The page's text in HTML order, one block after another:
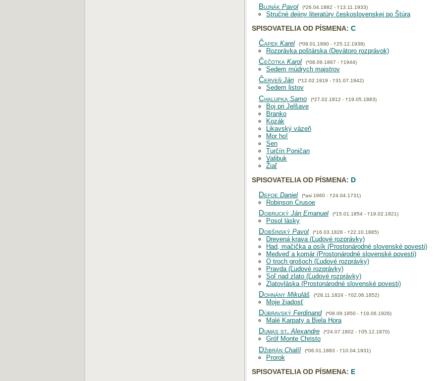
Bujnák Pavol (*26.04.1882 - †13.11.1933)
Stručné dejiny literatúry československej po Štúra
SPISOVATELIA OD PÍSMENA: C
Čapek Karel (*09.01.1890 - †25.12.1938)
Rozprávka poštárska (Devätoro rozprávok)
Čečotka Karol (*08.09.1867 - †1944)
Sedem múdrych majstrov
Červeň Ján (*12.02.1919 - †31.07.1942)
Sedem listov
Chalupka Samo (*27.02.1812 - †19.05.1883)
Boj pri Jelšave
Branko
Kozák
Likavský väzeň
Mor ho!
Sen
Turčín Poničan
Valibuk
Žiaľ
SPISOVATELIA OD PÍSMENA: D
Defoe Daniel (*asi 1660 - †24.04.1731)
Robinson Crusoe
Dobrucký Ján Emanuel (*15.01.1854 - †19.02.1921)
Posol lásky
Dobšinský Pavol (*16.03.1828 - †22.10.1885)
Drevená krava (Ľudové rozprávky)
Had, mačička a psík (Prostonárodné slovenské povesti)
Medveď a komár (Prostonárodné slovenské povesti)
O troch grošoch (Ľudové rozprávky)
Pravda (Ľudové rozprávky)
Soľ nad zlato (Ľudové rozprávky)
Zlatovláska (Prostonárodné slovenské povesti)
Dohnány Mikuláš (*28.11.1824 - †02.06.1852)
Moje žiadosť
Dúbravský Ferdinand (*08.09.1850 - †19.06.1926)
Malé Karpaty a Biela Hora
Dumas st. Alexandre (*24.07.1802 - †05.12.1870)
Gróf Monte Christo
Džibrán Chalíl (*06.01.1883 - †10.04.1931)
Prorok
SPISOVATELIA OD PÍSMENA: E